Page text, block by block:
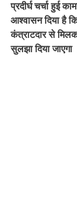
प्रदीर्घ चर्चा हुई
आश्वासन दिया है
कंत्राटदार से
सुलझा दिया जाएगा